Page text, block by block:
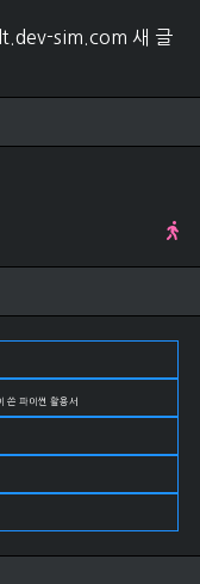
sim.com 새 글
쓴 파이썬 활용서